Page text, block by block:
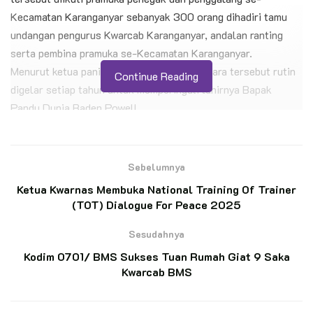
Kecamatan Karanganyar sebanyak 300 orang dihadiri tamu
undangan pengurus Kwarcab Karanganyar, andalan ranting
serta pembina pramuka se-Kecamatan Karanganyar.
Menurut ketua panitia, Tubagus Dava F., acara tersebut rutin
digelar setiap tahun untuk memperingati lahirnya Bapak
Pandu Dunia Baden Powell.
persaudaraan dan persatuan pramuka penegak dan penggalang
dan rekreatif yang mengarah kepada kemampuan untuk
mendalami kegiatan kepramukaan, teknologi serta
pengoptimalan potensi diri.
Continue Reading
Sebelumnya
Ketua Kwarnas Membuka National Training Of Trainer
(TOT) Dialogue For Peace 2025
Sesudahnya
Kodim 0701/ BMS Sukses Tuan Rumah Giat 9 Saka
Kwarcab BMS